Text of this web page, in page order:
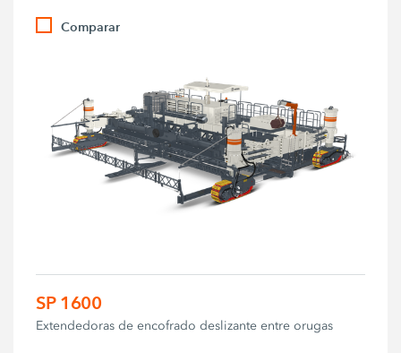
Comparar
SP 1600
Extendedoras de encofrado deslizante entre orugas